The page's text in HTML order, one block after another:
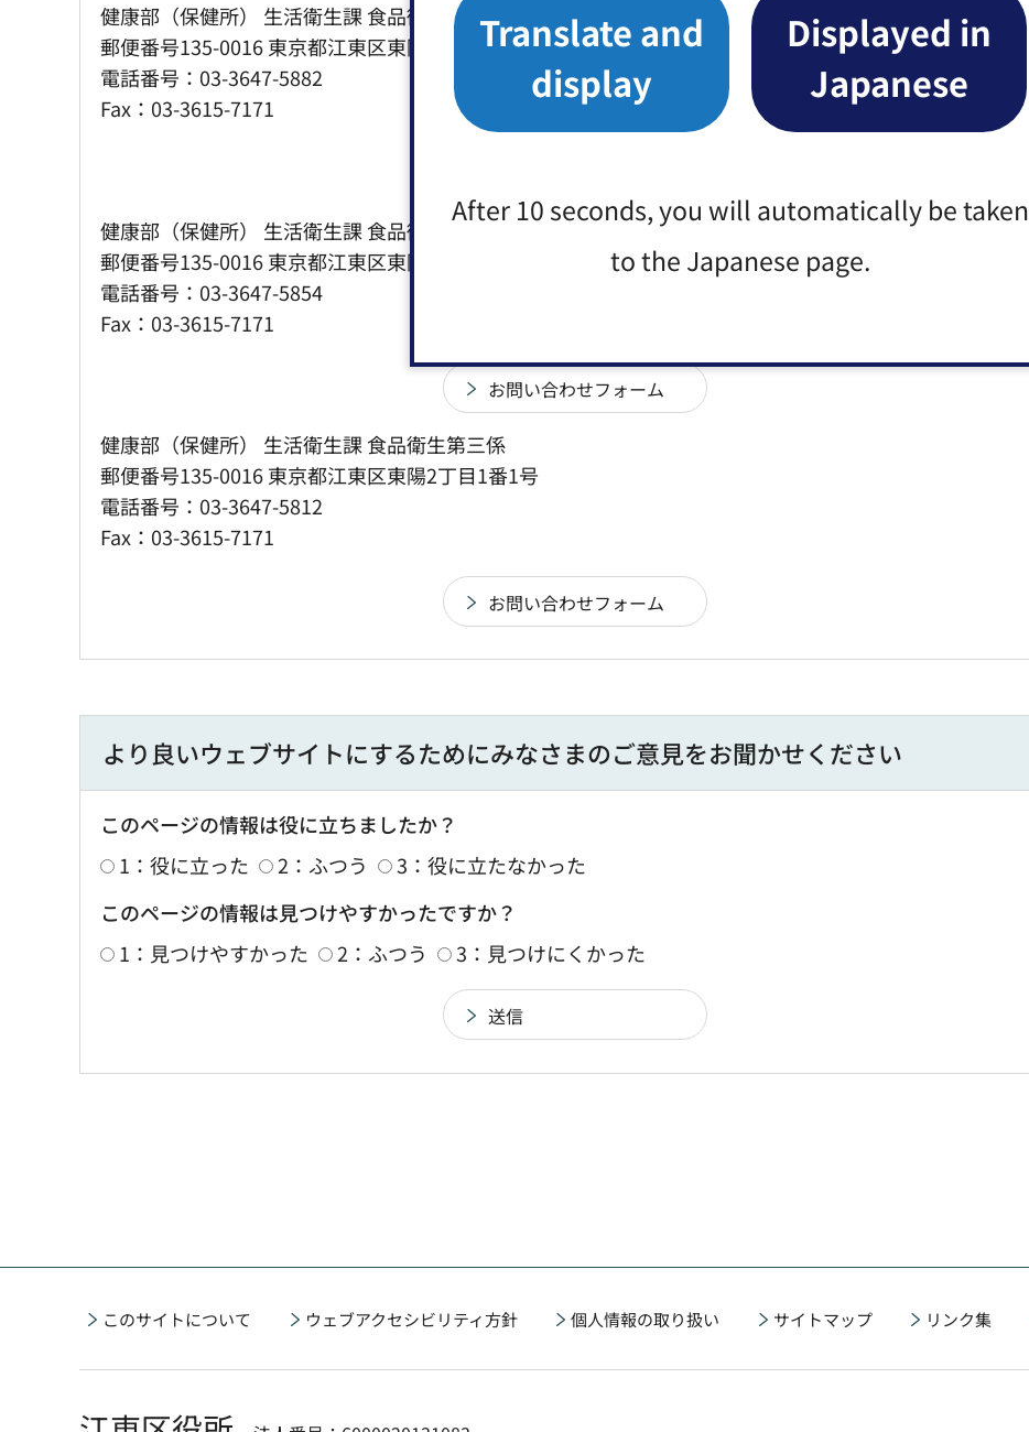
Translate and
display
Displayed in
Japanese
After 10 seconds, you will automatically be taken
to the Japanese page.
健康部（保健所） 生活衛生課 食品衛生第一係
郵便番号135-0016 東京都江東区東陽2丁目1番1号
電話番号：03-3647-5882
Fax：03-3615-7171
健康部（保健所） 生活衛生課 食品衛生第二係
郵便番号135-0016 東京都江東区東陽2丁目1番1号
電話番号：03-3647-5854
Fax：03-3615-7171
健康部（保健所） 生活衛生課 食品衛生第三係
郵便番号135-0016 東京都江東区東陽2丁目1番1号
電話番号：03-3647-5812
Fax：03-3615-7171
より良いウェブサイトにするためにみなさまのご意見をお聞かせください
このページの情報は役に立ちましたか？
1：役に立った
2：ふつう
3：役に立たなかった
このページの情報は見つけやすかったですか？
1：見つけやすかった
2：ふつう 3：見つけにくかった
このサイトについて ウェブアクセシビリティ方針 個人情報の取り扱い サイトマップ リンク集